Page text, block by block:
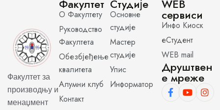
Факултет за
производњу и
менаџмент
Факултет
О Факултету
Руководство
Факултета
Обезбјеђење
квалитета
Алумни клуб
Контакт
Студије
Основне
студије
Мастер
студије
Упис
Информатор
WEB
сервиси
Инфо Киоск
еСтудент
WEB mail
Друштвен
е мреже